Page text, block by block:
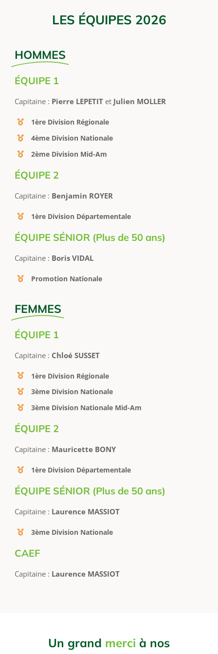
LES ÉQUIPES 2026
HOMMES
ÉQUIPE 1
Capitaine : Pierre LEPETIT et Julien MOLLER
1ère Division Régionale
4ème Division Nationale
2ème Division Mid-Am
ÉQUIPE 2
Capitaine : Benjamin ROYER
1ère Division Départementale
ÉQUIPE SÉNIOR (Plus de 50 ans)
Capitaine : Boris VIDAL
Promotion Nationale
FEMMES
ÉQUIPE 1
Capitaine : Chloé SUSSET
1ère Division Régionale
3ème Division Nationale
3ème Division Nationale Mid-Am
ÉQUIPE 2
Capitaine : Mauricette BONY
1ère Division Départementale
ÉQUIPE SÉNIOR (Plus de 50 ans)
Capitaine : Laurence MASSIOT
3ème Division Nationale
CAEF
Capitaine : Laurence MASSIOT
Un grand merci à nos